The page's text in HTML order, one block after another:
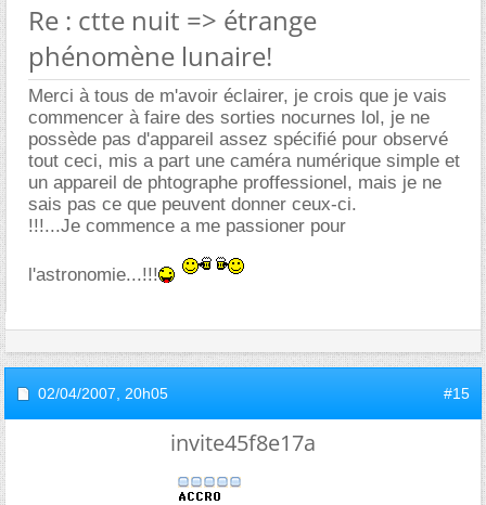
Re : ctte nuit => étrange
phénomène lunaire!
Merci à tous de m'avoir éclairer, je crois que je vais
commencer à faire des sorties nocurnes lol, je ne
possède pas d'appareil assez spécifié pour observé
tout ceci, mis a part une caméra numérique simple et
un appareil de phtographe proffessionel, mais je ne
sais pas ce que peuvent donner ceux-ci.
!!!...Je commence a me passioner pour
l'astronomie...!!!
02/04/2007, 20h05 #15
invite45f8e17a